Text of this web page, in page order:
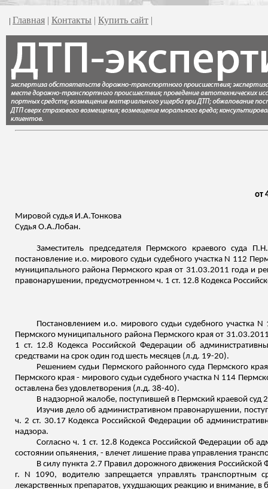
| Главная | Контакты | Купить сайт |
от
Мировой судья И.А.Тонкова
Судья О.А.Лобан.
Заместитель председателя Пермского краевого суда
постановление и.о. мирового судьи судебного участка N 112
муниципального района Пермского края от 31.03.2011 года и
правонарушении, предусмотренном ч. 1 ст. 12.8 Кодекса
Постановлением и.о. мирового судьи судебного участка
Пермского муниципального района Пермского края от
1 ст. 12.8 Кодекса Российской Федерации об
средствами на срок один годшесть месяцев (л.д. 19-20).
Решением судьи Пермского районного суда Пермского
Пермского края - мирового судьи судебного участка N 114
оставлена без удовлетворения (л.д. 38-40).
В надзорной жалобе, поступившей в Пермский краевой
Изучив дело об административном правонарушении,
ч. 2 ст. 30.17 Кодекса Российской Федерации об
надзора.
Согласно ч. 1 ст. 12.8 Кодекса Российской Федерации об
состоянии опьянения, - влечет лишение права управления
В силу пункта 2.7 Правил дорожного движения
г. N 1090, водителю запрещается управлять транспортным
лекарственных препаратов, ухудшающих реакцию и внимание, в